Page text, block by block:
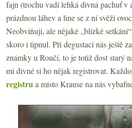
fajn (trochu vadí lehká divná pachuť v
prázdnou láhev a line se z ní svěží
Neobviňuji, ale nějaké „blízké
skoro i tipnul. Při degustaci nás ještě
známky u Roučí, to je totiž dost starý
mi divné si ho nějak registrovat.
registrua místo Krause na nás